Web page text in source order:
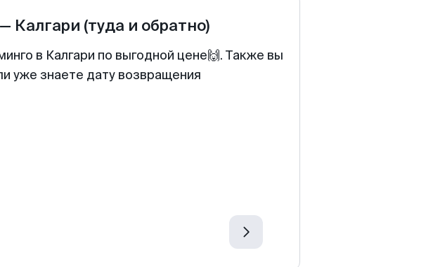
— Калгари (туда и обратно)
в Калгари по выгодной цене🙌. Также вы
уже знаете дату возвращения